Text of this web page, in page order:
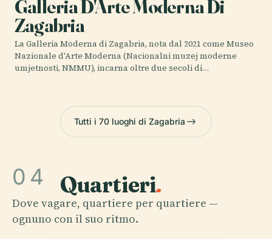
Galleria D'Arte Moderna Di
Zagabria
La Galleria Moderna di Zagabria, nota dal 2021 come Museo
Nazionale d'Arte Moderna (Nacionalni muzej moderne
umjetnosti, NMMU), incarna oltre due secoli di…
Tutti i 70 luoghi di Zagabria
04 Quartieri.
Dove vagare, quartiere per quartiere —
ognuno con il suo ritmo.